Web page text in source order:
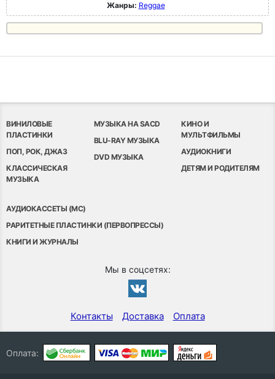
Жанры: Reggae
ВИНИЛОВЫЕ
ПЛАСТИНКИ
ПОП, РОК, ДЖАЗ
КЛАССИЧЕСКАЯ
МУЗЫКА
МУЗЫКА НА SACD
BLU-RAY МУЗЫКА
DVD МУЗЫКА
КИНО И
МУЛЬТФИЛЬМЫ
АУДИОКНИГИ
ДЕТЯМ И РОДИТЕЛЯМ
АУДИОКАССЕТЫ (MC)
РАРИТЕТНЫЕ ПЛАСТИНКИ (ПЕРВОПРЕССЫ)
КНИГИ И ЖУРНАЛЫ
Мы в соцсетях:
Контакты Доставка Оплата
Оплата: